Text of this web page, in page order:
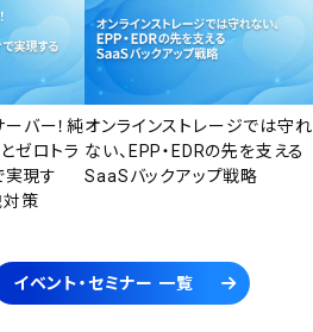
バー！純
ゼロトラ
実現す
対策
オンラインストレージでは守れ
ない、EPP・EDRの先を支える
SaaSバックアップ戦略
イベント・セミナー 一覧